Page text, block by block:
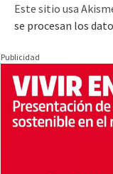
Este sitio usa
se procesan los
Publicidad